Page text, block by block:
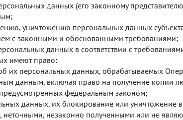
данных (его законному
уничтожению персональных данных
с законными и обоснованными требованиями;
данных в соответствии с
имеют право:
их персональных данных, обрабатываемых
данным, включая право на получение копии
федеральным законом;
данных, их блокирование или уничтожение
незаконно полученными или не